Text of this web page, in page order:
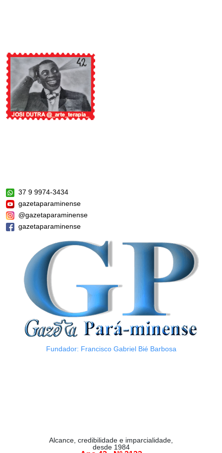
37 9 9974-3434
gazetaparaminense
@gazetaparaminense
gazetaparaminense
Fundador: Francisco Gabriel Bié Barbosa
Alcance, credibilidade e imparcialidade,
desde 1984